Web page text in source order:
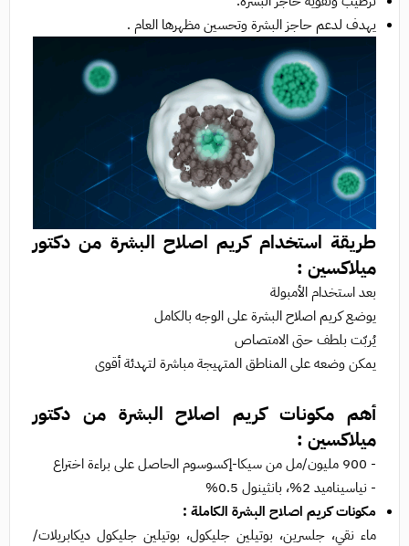
يهدف لدعم حاجز البشرة وتحسين مظهرها العام .
طريقة استخدام كريم اصلاح البشرة من دكتور
ميلاكسين :
بعد استخدام الأمبولة
يوضع كريم اصلاح البشرة على الوجه بالكامل
يُربّت بلطف حتى الامتصاص
يمكن وضعه على المناطق المتهيجة مباشرة لتهدئة أقوى
أهم مكونات كريم اصلاح البشرة من دكتور
ميلاكسين :
- 900 مليون/مل من سيكا-إكسوسوم الحاصل على براءة اختراع
- نياسيناميد 2%، بانثينول 0.5%
مكونات كريم اصلاح البشرة الكاملة :
ماء نقي، جلسرين، بوتيلين جليكول، بوتيلين جليكول ديكابريلات/